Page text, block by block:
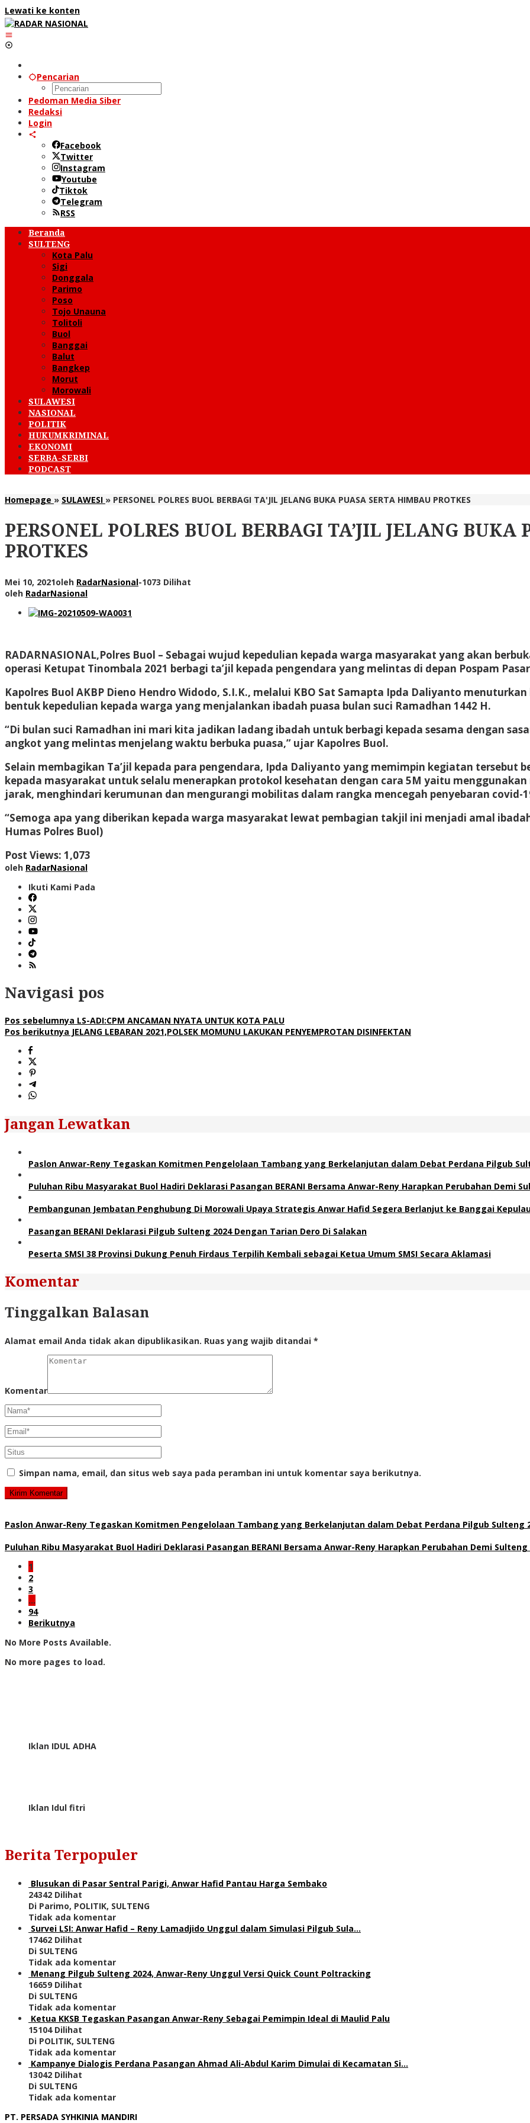
Lewati ke konten
Pencarian
Pedoman Media Siber
Redaksi
Login
Facebook
Twitter
Instagram
Youtube
Tiktok
Telegram
RSS
Beranda
SULTENG
Kota Palu
Sigi
Donggala
Parimo
Poso
Tojo Unauna
Tolitoli
Buol
Banggai
Balut
Bangkep
Morut
Morowali
SULAWESI
NASIONAL
POLITIK
HUKUMKRIMINAL
EKONOMI
SERBA-SERBI
PODCAST
Homepage » SULAWESI » PERSONEL POLRES BUOL BERBAGI TA'JIL JELANG BUKA PUASA SERTA HIMBAU PROTKES
PERSONEL POLRES BUOL BERBAGI TA’JIL JELANG BUKA
PROTKES
Mei 10, 2021oleh RadarNasional-1073 Dilihat
oleh RadarNasional
RADARNASIONAL,Polres Buol – Sebagai wujud kepedulian kepada warga masyarakat yang akan
operasi Ketupat Tinombala 2021 berbagi ta’jil kepada pengendara yang melintas di depan Pospam
Kapolres Buol AKBP Dieno Hendro Widodo, S.I.K., melalui KBO Sat Samapta Ipda Daliyanto
bentuk kepedulian kepada warga yang menjalankan ibadah puasa bulan suci Ramadhan 1442 H.
“Di bulan suci Ramadhan ini mari kita jadikan ladang ibadah untuk berbagi kepada sesama dengan
angkot yang melintas menjelang waktu berbuka puasa,” ujar Kapolres Buol.
Selain membagikan Ta’jil kepada para pengendara, Ipda Daliyanto yang memimpin kegiatan tersebut
kepada masyarakat untuk selalu menerapkan protokol kesehatan dengan cara 5M yaitu
jarak, menghindari kerumunan dan mengurangi mobilitas dalam rangka mencegah penyebaran covid-
“Semoga apa yang diberikan kepada warga masyarakat lewat pembagian takjil ini menjadi amal
Humas Polres Buol)
Post Views: 1,073
oleh RadarNasional
Ikuti Kami Pada
Navigasi pos
Pos sebelumnya LS-ADI:CPM ANCAMAN NYATA UNTUK KOTA PALU
Pos berikutnya JELANG LEBARAN 2021,POLSEK MOMUNU LAKUKAN PENYEMPROTAN DISINFEKTAN
Jangan Lewatkan
Paslon Anwar-Reny Tegaskan Komitmen Pengelolaan Tambang yang Berkelanjutan dalam Debat Perdana Pilgub
Puluhan Ribu Masyarakat Buol Hadiri Deklarasi Pasangan BERANI Bersama Anwar-Reny Harapkan Perubahan Demi
Pembangunan Jembatan Penghubung Di Morowali Upaya Strategis Anwar Hafid Segera Berlanjut ke Banggai
Pasangan BERANI Deklarasi Pilgub Sulteng 2024 Dengan Tarian Dero Di Salakan
Peserta SMSI 38 Provinsi Dukung Penuh Firdaus Terpilih Kembali sebagai Ketua Umum SMSI Secara Aklamasi
Komentar
Tinggalkan Balasan
Alamat email Anda tidak akan dipublikasikan. Ruas yang wajib ditandai *
Komentar
Simpan nama, email, dan situs web saya pada peramban ini untuk komentar saya berikutnya.
Paslon Anwar-Reny Tegaskan Komitmen Pengelolaan Tambang yang Berkelanjutan dalam Debat Perdana Pilgub Sulteng
Puluhan Ribu Masyarakat Buol Hadiri Deklarasi Pasangan BERANI Bersama Anwar-Reny Harapkan Perubahan Demi Sulteng
1
2
3
…
94
Berikutnya
No More Posts Available.
No more pages to load.
Iklan IDUL ADHA
Iklan Idul fitri
Berita Terpopuler
Blusukan di Pasar Sentral Parigi, Anwar Hafid Pantau Harga Sembako
24342 Dilihat
Di Parimo, POLITIK, SULTENG
Tidak ada komentar
Survei LSI: Anwar Hafid – Reny Lamadjido Unggul dalam Simulasi Pilgub Sula…
17462 Dilihat
Di SULTENG
Tidak ada komentar
Menang Pilgub Sulteng 2024, Anwar-Reny Unggul Versi Quick Count Poltracking
16659 Dilihat
Di SULTENG
Tidak ada komentar
Ketua KKSB Tegaskan Pasangan Anwar-Reny Sebagai Pemimpin Ideal di Maulid Palu
15104 Dilihat
Di POLITIK, SULTENG
Tidak ada komentar
Kampanye Dialogis Perdana Pasangan Ahmad Ali-Abdul Karim Dimulai di Kecamatan Si…
13042 Dilihat
Di SULTENG
Tidak ada komentar
PT. PERSADA SYHKINIA MANDIRI